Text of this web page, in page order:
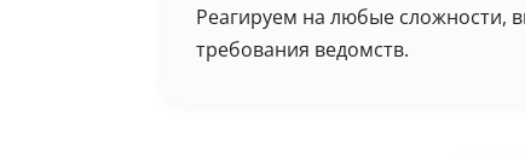
Реагируем на любые сложности,
требования ведомств.